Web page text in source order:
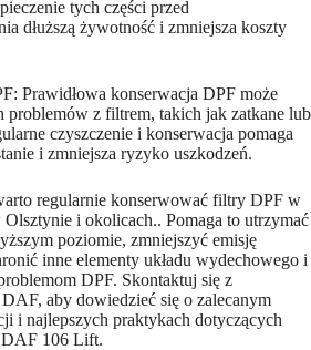
tych części przed
dłuższą żywotność i zmniejsza koszty
Prawidłowa konserwacja DPF może
z filtrem, takich jak zatkane lub
czyszczenie i konserwacja pomaga
i zmniejsza ryzyko uszkodzeń.
regularnie konserwować filtry DPF w
i okolicach.. Pomaga to utrzymać
poziomie, zmniejszyć emisję
inne elementy układu wydechowego i
DPF. Skontaktuj się z
aby dowiedzieć się o zalecanym
i najlepszych praktykach dotyczących
DAF 106 Lift.